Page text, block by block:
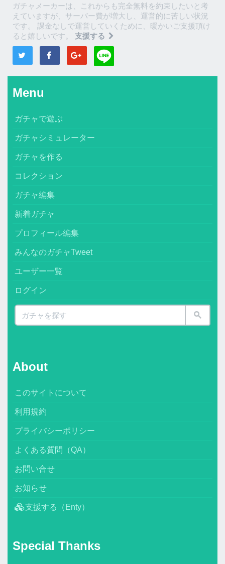
ガチャメーカーは、これからも完全無料を約束したいと考
えていますが、サーバー費が増大し、運営的に苦しい状況
です。 課金なしで運営していくために、暖かいご支援頂け
ると嬉しいです。 支援する
Menu
ガチャで遊ぶ
ガチャシミュレーター
ガチャを作る
コレクション
ガチャ編集
新着ガチャ
プロフィール編集
みんなのガチャTweet
ユーザー一覧
ログイン
About
このサイトについて
利用規約
プライバシーポリシー
よくある質問（QA）
お問い合せ
お知らせ
支援する（Enty）
Special Thanks